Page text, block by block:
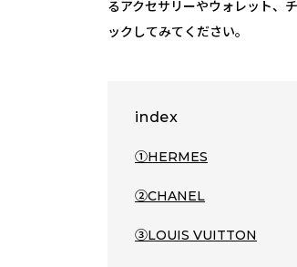
るアクセサリーやウォレット、
ックしてみてください。
index
①HERMES
②CHANEL
③LOUIS VUITTON